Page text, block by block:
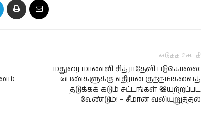
அடுத்த செய்தி
மதுரை மாணவி சித்ராதேவி படுகொலை:
பெண்களுக்கு எதிரான குற்றங்களைத்
தடுக்கக் கடும் சட்டங்கள் இயற்றப்பட
வேண்டும்! – சீமான் வலியுறுத்தல்